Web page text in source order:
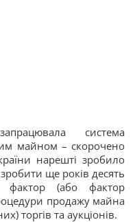
система
майном – скорочено
нарешті зробило
ще років десять
(або фактор
продажу майна
торгів та аукціонів.